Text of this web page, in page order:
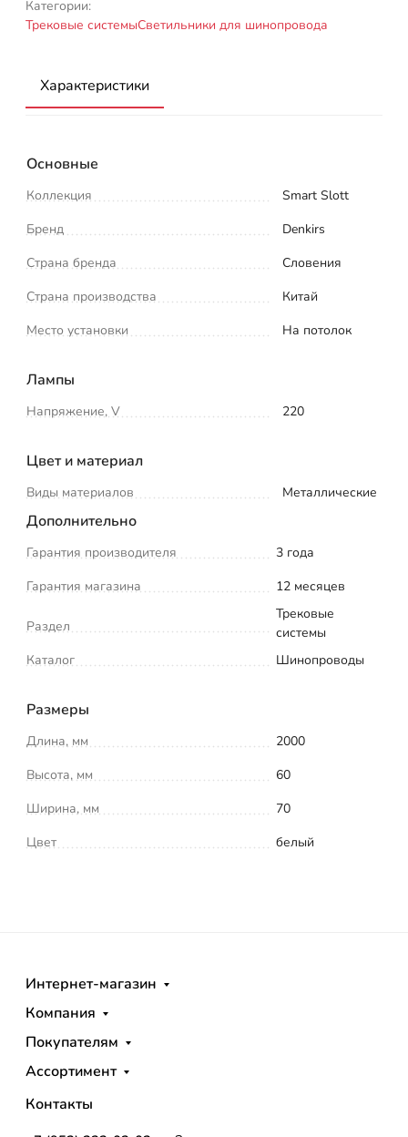
Категории:
Трековые системыСветильники для шинопровода
Характеристики
Основные
Коллекция
Smart Slott
Бренд
Denkirs
Страна бренда
Словения
Страна производства
Китай
Место установки
На потолок
Лампы
Напряжение, V 220
Цвет и материал
Виды материалов Металлические
Дополнительно
Гарантия производителя
3 года
Гарантия магазина
12 месяцев
Раздел
Трековые
системы
Каталог
Шинопроводы
Размеры
Длина, мм
2000
Высота, мм
60
Ширина, мм
70
Цвет
белый
Интернет-магазин
Компания
Покупателям
Ассортимент
Контакты